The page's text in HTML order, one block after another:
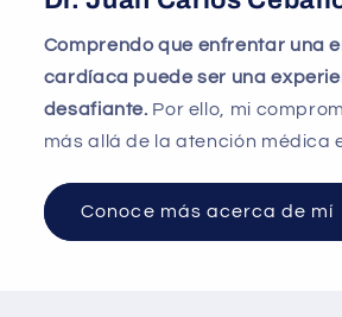
Comprendo que enfrentar una
cardíaca puede ser una
desafiante. Por ello, mi
más allá de la atención médica
Conoce más acerca de mí